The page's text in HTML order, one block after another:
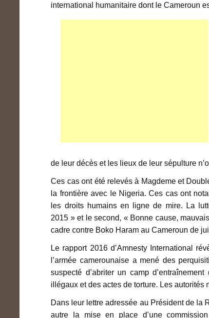
international humanitaire dont le Cameroun
de leur décès et les lieux de leur sépulture
Ces cas ont été relevés à Magdeme et
la frontière avec le Nigeria. Ces cas ont
les droits humains en ligne de mire. La
2015 » et le second, « Bonne cause,
cadre contre Boko Haram au Cameroun de
Le rapport 2016 d’Amnesty International
l’armée camerounaise a mené des
suspecté d’abriter un camp
illégaux et des actes de torture. Les autorités
Dans leur lettre adressée au Président de la
autre la mise en place d’une